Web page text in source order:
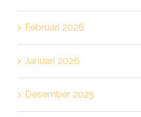
Februari 2026
Januari 2026
Desember 2025